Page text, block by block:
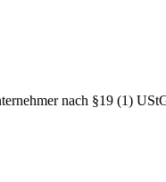
nach §19 (1)